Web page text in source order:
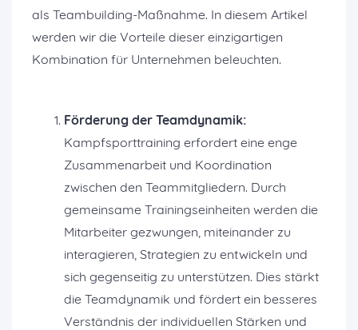
als Teambuilding-Maßnahme. In diesem Artikel
werden wir die Vorteile dieser einzigartigen
Kombination für Unternehmen beleuchten.
Förderung der Teamdynamik:
Kampfsporttraining erfordert eine enge
Zusammenarbeit und Koordination
zwischen den Teammitgliedern. Durch
gemeinsame Trainingseinheiten werden die
Mitarbeiter gezwungen, miteinander zu
interagieren, Strategien zu entwickeln und
sich gegenseitig zu unterstützen. Dies stärkt
die Teamdynamik und fördert ein besseres
Verständnis der individuellen Stärken und